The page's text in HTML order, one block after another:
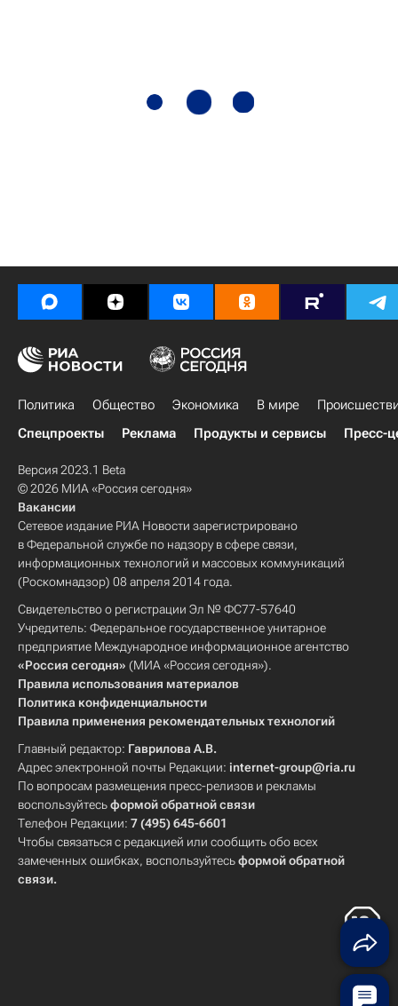
Политика Общество Экономика В мире
Спецпроекты
Реклама Продукты и сервисы Пресс-
Версия 2023.1 Beta
© 2026 МИА «Россия сегодня»
Вакансии
Сетевое издание РИА Новости зарегистрировано
в Федеральной службе по надзору в сфере связи,
информационных технологий и массовых коммуникаций
(Роскомнадзор) 08 апреля 2014 года.
Свидетельство о регистрации Эл № ФС77-57640
Учредитель: Федеральное государственное унитарное
предприятие Международное информационное агентство
«Россия сегодня» (МИА «Россия сегодня»).
Правила использования материалов
Политика конфиденциальности
Правила применения рекомендательных технологий
Главный редактор: Гаврилова А.В.
Адрес электронной почты Редакции: internet-group@ria.ru
По вопросам размещения пресс-релизов и рекламы
воспользуйтесьформой обратной связи
Телефон Редакции: 7 (495) 645-6601
Чтобы связаться с редакцией или сообщить обо всех
замеченных ошибках, воспользуйтесьформой обратной
связи.